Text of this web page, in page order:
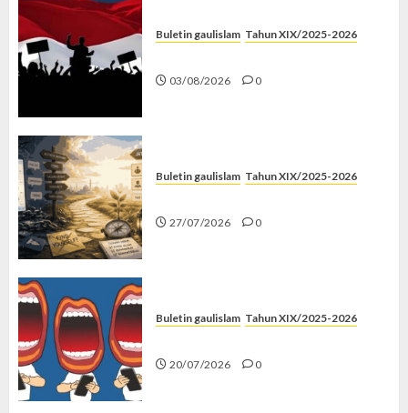
Buletin gaulislam Tahun XIX/2025-2026
03/08/2026 0
Buletin gaulislam Tahun XIX/2025-2026
27/07/2026 0
Buletin gaulislam Tahun XIX/2025-2026
20/07/2026 0